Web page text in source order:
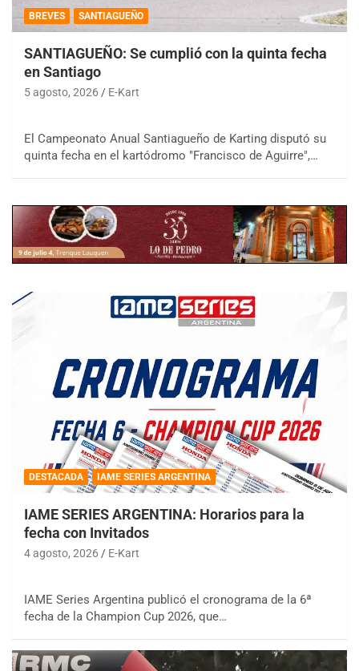
BREVES SANTIAGUEÑO
SANTIAGUEÑO: Se cumplió con la quinta fecha
en Santiago
5 agosto, 2026 E-Kart
El Campeonato Anual Santiagueño de Karting disputó su
quinta fecha en el kartódromo "Francisco de Aguirre",…
DESTACADA IAME SERIES ARGENTINA
IAME SERIES ARGENTINA: Horarios para la
fecha con Invitados
4 agosto, 2026 E-Kart
IAME Series Argentina publicó el cronograma de la 6ª
fecha de la Champion Cup 2026, que…